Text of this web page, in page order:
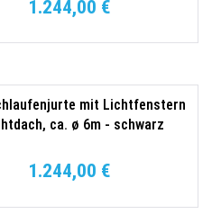
1.244,00 €
mit Lichtfenstern
ca. ø 6m - schwarz
1.244,00 €